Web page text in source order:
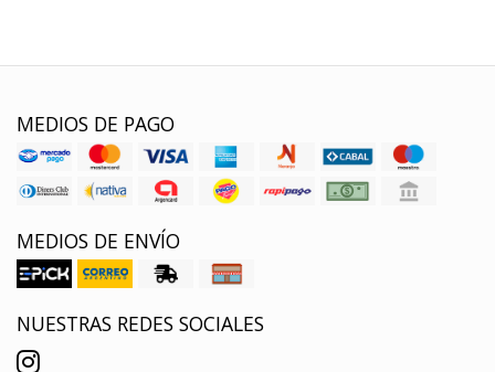
MEDIOS DE PAGO
MEDIOS DE ENVÍO
NUESTRAS REDES SOCIALES